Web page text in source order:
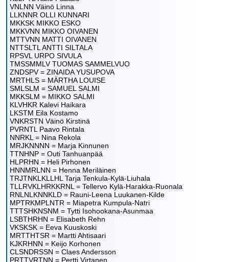
VNLNN Väinö Linna
LLKNNR OLLI KUNNARI
MKKSK MIKKO ESKO
MKKVNN MIKKO OIVANEN
MTTVNN MATTI OIVANEN
NTTSLTL ANTTI SILTALA
RPSVL URPO SIVULA
TMSSMMLV TUOMAS SAMMELVUO
ZNDSPV = ZINAIDA YUSUPOVA
MRTHLS = MÄRTHA LOUISE
SMLSLM = SAMUEL SALMI
MKKSLM = MIKKO SALMI
KLVHKR Kalevi Haikara
LKSTM Eila Kostamo
VNKRSTN Väinö Kirstinä
PVRNTL Paavo Rintala
NNRKL = Nina Rekola
MRJKNNNN = Marja Kinnunen
TTNHNP = Outi Tanhuanpää
HLPRHN = Heli Pirhonen
HNNMRLNN = Henna Meriläinen
TRJTNKLKLLHL Tarja Tenkula-Kylä-Liuhala
TLLRVKLHRKKRNL = Tellervo Kylä-Harakka-Ruonala
RNLNLKNNKLD = Rauni-Leena Luukanen-Kilde
MPTRKMPLNTR = Miapetra Kumpula-Natri
TTTSHKNSNM = Tytti Isohookana-Asunmaa
LSBTHRHN = Elisabeth Rehn
VKSKSK = Eeva Kuuskoski
MRTTHTSR = Martti Ahtisaari
KJKRHNN = Keijo Korhonen
CLSNDRSSN = Claes Andersson
PRTTVRTNN = Pertti Virtanen